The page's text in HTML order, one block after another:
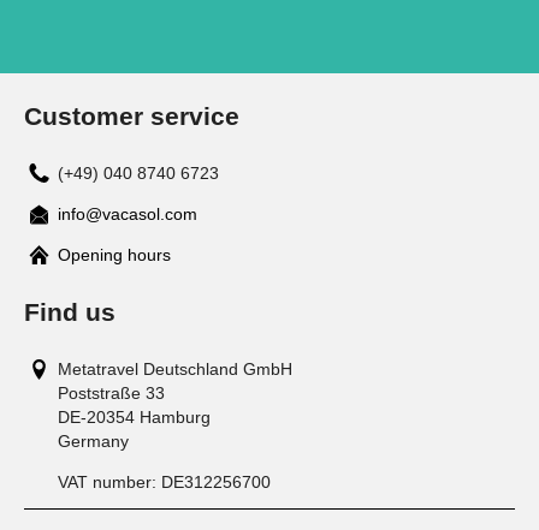
Customer service
(+49) 040 8740 6723
info@vacasol.com
Opening hours
Find us
Metatravel Deutschland GmbH
Poststraße 33
DE-20354 Hamburg
Germany
VAT number: DE312256700